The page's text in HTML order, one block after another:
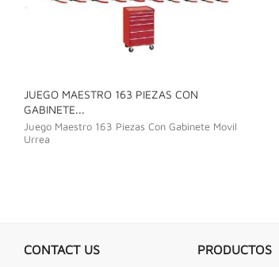
JUEGO MAESTRO 163 PIEZAS CON
GABINETE...
Juego Maestro 163 Piezas Con Gabinete Movil
Urrea
CONTACT US PRODUCTOS